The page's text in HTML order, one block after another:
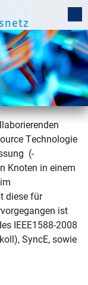
Technologie
(-
Knoten in einem
diese für
ist
IEEE1588-2008
SyncE, sowie